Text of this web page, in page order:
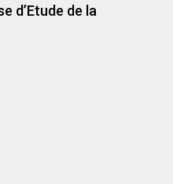
d’Etude de la